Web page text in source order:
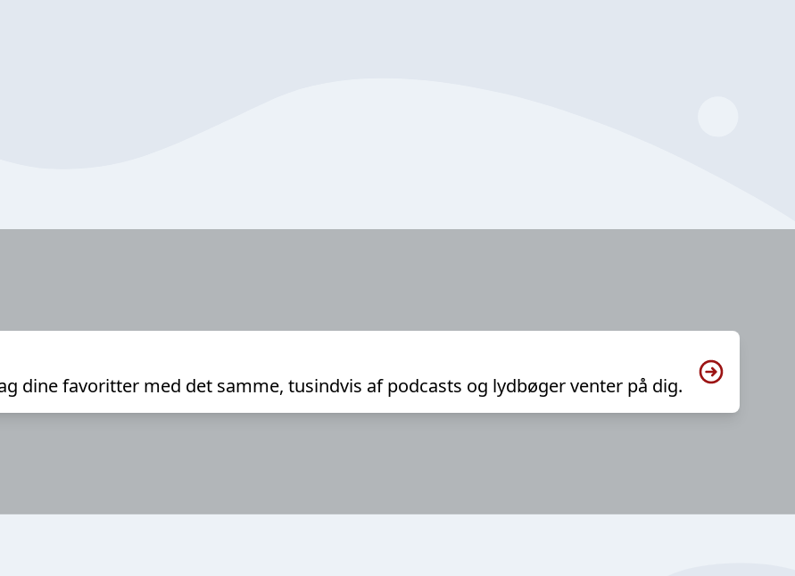
dine favoritter med det samme, tusindvis af podcasts og lydbøger venter på dig.